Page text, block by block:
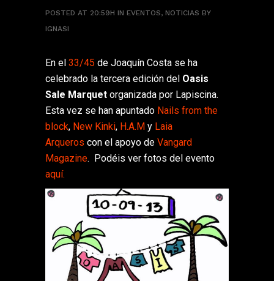
POSTED AT 20:59H IN EVENTOS, NOTICIAS BY
IGNASI
En el 33/45 de Joaquín Costa se ha
celebrado la tercera edición del Oasis
Sale Marquet organizada por Lapiscina.
Esta vez se han apuntado Nails from the
block, New Kinki, H.A.M y Laia
Arqueros con el apoyo de Vangard
Magazine. Podéis ver fotos del evento
aquí.